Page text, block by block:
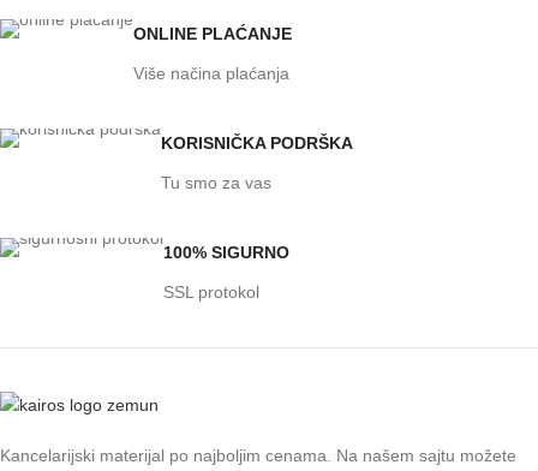
ONLINE PLAĆANJE
Više načina plaćanja
KORISNIČKA PODRŠKA
Tu smo za vas
100% SIGURNO
SSL protokol
Kancelarijski materijal po najboljim cenama. Na našem sajtu možete